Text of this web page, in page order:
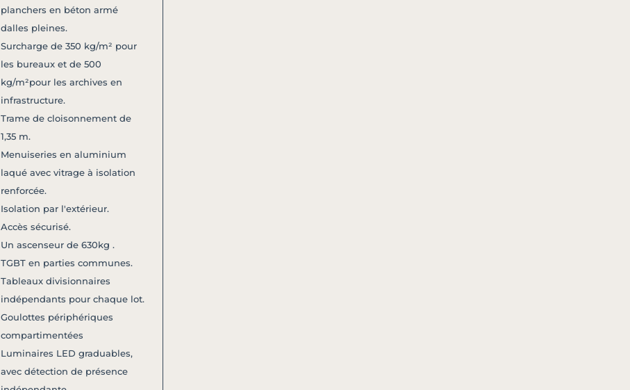
planchers en béton armé
dalles pleines.
Surcharge de 350 kg/m² pour
les bureaux et de 500
kg/m²pour les archives en
infrastructure.
Trame de cloisonnement de
1,35 m.
Menuiseries en aluminium
laqué avec vitrage à isolation
renforcée.
Isolation par l'extérieur.
Accès sécurisé.
Un ascenseur de 630kg .
TGBT en parties communes.
Tableaux divisionnaires
indépendants pour chaque lot.
Goulottes périphériques
compartimentées
Luminaires LED graduables,
avec détection de présence